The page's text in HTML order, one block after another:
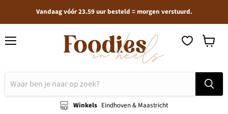
Vandaag vóór 23.59 uur besteld = morgen verstuurd.
Winkels Eindhoven & Maastricht